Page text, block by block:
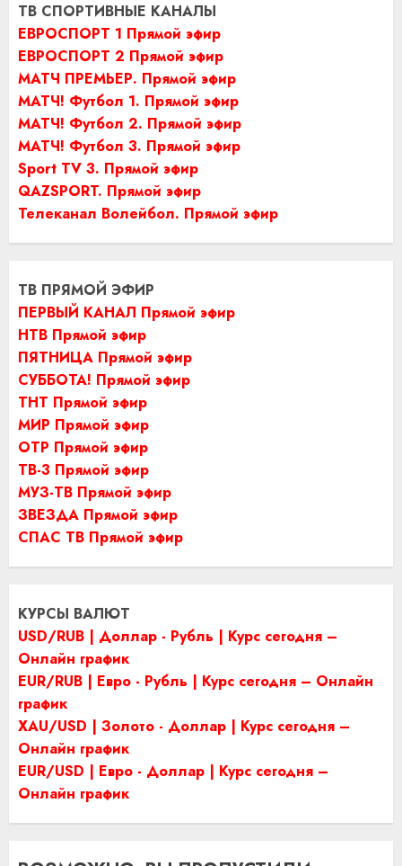
ТВ СПОРТИВНЫЕ КАНАЛЫ
ЕВРОСПОРТ 1 Прямой эфир
ЕВРОСПОРТ 2 Прямой эфир
МАТЧ ПРЕМЬЕР. Прямой эфир
МАТЧ! Футбол 1. Прямой эфир
МАТЧ! Футбол 2. Прямой эфир
МАТЧ! Футбол 3. Прямой эфир
Sport TV 3. Прямой эфир
QAZSPORT. Прямой эфир
Телеканал Волейбол. Прямой эфир
ТВ ПРЯМОЙ ЭФИР
ПЕРВЫЙ КАНАЛ Прямой эфир
НТВ Прямой эфир
ПЯТНИЦА Прямой эфир
СУББОТА! Прямой эфир
ТНТ Прямой эфир
МИР Прямой эфир
ОТР Прямой эфир
ТВ-3 Прямой эфир
МУЗ-ТВ Прямой эфир
ЗВЕЗДА Прямой эфир
СПАС ТВ Прямой эфир
КУРСЫ ВАЛЮТ
USD/RUB | Доллар - Рубль | Курс сегодня –
Онлайн график
EUR/RUB | Евро - Рубль | Курс сегодня – Онлайн
график
XAU/USD | Золото - Доллар | Курс сегодня –
Онлайн график
EUR/USD | Евро - Доллар | Курс сегодня –
Онлайн график